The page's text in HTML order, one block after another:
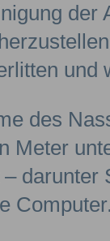
der
und
des
Meter
darunter
Computer.